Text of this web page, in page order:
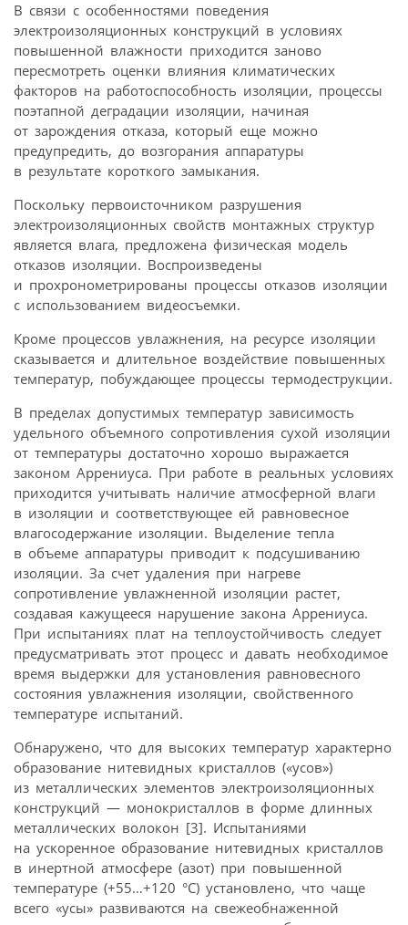
В связи с особенностями поведения
электроизоляционных конструкций в условиях
повышенной влажности приходится заново
пересмотреть оценки влияния климатических
факторов на работоспособность изоляции, процессы
поэтапной деградации изоляции, начиная
от зарождения отказа, который еще можно
предупредить, до возгорания аппаратуры
в результате короткого замыкания.
Поскольку первоисточником разрушения
электроизоляционных свойств монтажных структур
является влага, предложена физическая модель
отказов изоляции. Воспроизведены
и прохронометрированы процессы отказов изоляции
с использованием видеосъемки.
Кроме процессов увлажнения, на ресурсе изоляции
сказывается и длительное воздействие повышенных
температур, побуждающее процессы термодеструкции.
В пределах допустимых температур зависимость
удельного объемного сопротивления сухой изоляции
от температуры достаточно хорошо выражается
законом Аррениуса. При работе в реальных условиях
приходится учитывать наличие атмосферной влаги
в изоляции и соответствующее ей равновесное
влагосодержание изоляции. Выделение тепла
в объеме аппаратуры приводит к подсушиванию
изоляции. За счет удаления при нагреве
сопротивление увлажненной изоляции растет,
создавая кажущееся нарушение закона Аррениуса.
При испытаниях плат на теплоустойчивость следует
предусматривать этот процесс и давать необходимое
время выдержки для установления равновесного
состояния увлажнения изоляции, свойственного
температуре испытаний.
Обнаружено, что для высоких температур характерно
образование нитевидных кристаллов («усов»)
из металлических элементов электроизоляционных
конструкций — монокристаллов в форме длинных
металлических волокон [3]. Испытаниями
на ускоренное образование нитевидных кристаллов
в инертной атмосфере (азот) при повышенной
температуре (+55…+120 °C) установлено, что чаще
всего «усы» развиваются на свежеобнаженной